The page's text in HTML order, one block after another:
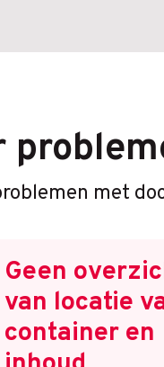
met
Geen
van locatie
container en